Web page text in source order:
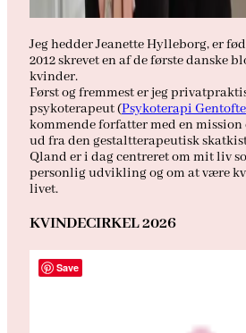
Jeg hedder Jeanette Hylleborg, er
2012 skrevet en af de første danske
kvinder.
Først og fremmest er jeg
psykoterapeut (Psykoterapi Gentofte
kommende forfatter med en mission
ud fra den gestaltterapeutisk
Qland er i dag centreret om mit liv
personlig udvikling og om at være
livet.
KVINDECIRKEL 2026
Save